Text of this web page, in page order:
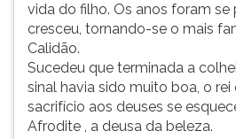
sorteadora,
quem
determinava
quem
deveria
morrer
direita
Para
menu
vida do filho. Os anos foram se
cresceu, tornando-se o mais
Calidão.
Sucedeu que terminada a
sinal havia sido muito boa, o
sacrifício aos deuses se
Afrodite , a deusa da beleza.